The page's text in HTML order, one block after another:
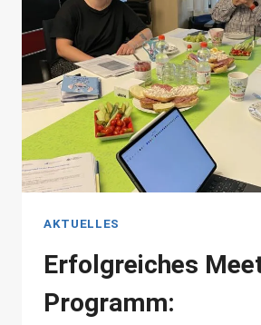
MACHEN
AKTUELLES
Erfolgreiches
Programm: